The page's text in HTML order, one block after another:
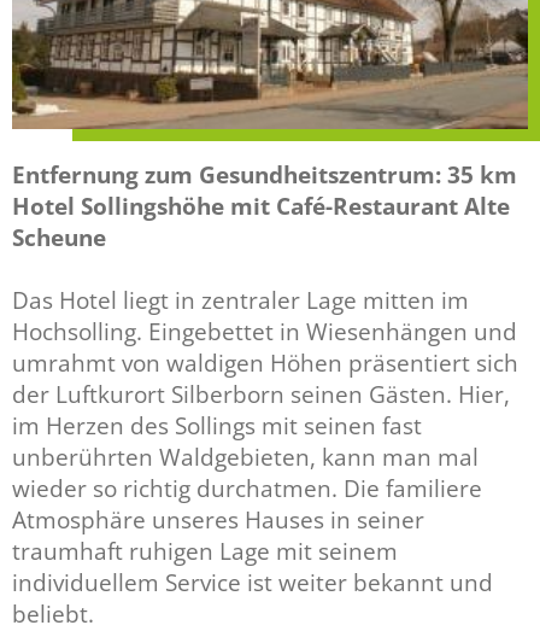
Entfernung zum Gesundheitszentrum: 35 km
Hotel Sollingshöhe mit Café-Restaurant Alte
Scheune
Das Hotel liegt in zentraler Lage mitten im
Hochsolling. Eingebettet in Wiesenhängen und
umrahmt von waldigen Höhen präsentiert sich
der Luftkurort Silberborn seinen Gästen. Hier,
im Herzen des Sollings mit seinen fast
unberührten Waldgebieten, kann man mal
wieder so richtig durchatmen. Die familiere
Atmosphäre unseres Hauses in seiner
traumhaft ruhigen Lage mit seinem
individuellem Service ist weiter bekannt und
beliebt.